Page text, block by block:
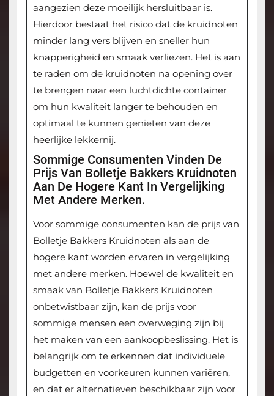
aangezien deze moeilijk hersluitbaar is.
Hierdoor bestaat het risico dat de kruidnoten
minder lang vers blijven en sneller hun
knapperigheid en smaak verliezen. Het is aan
te raden om de kruidnoten na opening over
te brengen naar een luchtdichte container
om hun kwaliteit langer te behouden en
optimaal te kunnen genieten van deze
heerlijke lekkernij.
Sommige Consumenten Vinden De
Prijs Van Bolletje Bakkers Kruidnoten
Aan De Hogere Kant In Vergelijking
Met Andere Merken.
Voor sommige consumenten kan de prijs van
Bolletje Bakkers Kruidnoten als aan de
hogere kant worden ervaren in vergelijking
met andere merken. Hoewel de kwaliteit en
smaak van Bolletje Bakkers Kruidnoten
onbetwistbaar zijn, kan de prijs voor
sommige mensen een overweging zijn bij
het maken van een aankoopbeslissing. Het is
belangrijk om te erkennen dat individuele
budgetten en voorkeuren kunnen variëren,
en dat er alternatieven beschikbaar zijn voor